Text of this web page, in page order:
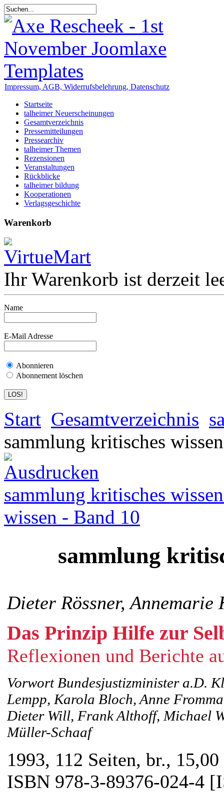
Impressum, AGB, Widerrufsbelehrung, Datenschutz
Startseite
talheimer Neuerscheinungen
Gesamtverzeichnis
Pressemitteilungen
Pressearchiv
talheimer Themen
Rezensionen
Veranstaltungen
Rückblicke
talheimer bildung
Kooperationen
Verlagsgeschichte
Warenkorb
Ihr Warenkorb ist derzeit
Name
E-Mail Adresse
Abonnieren
Abonnement löschen
Start Gesamtverzeichnis
sammlung kritisches
sammlung kritisches
wissen - Band 10
sammlung
Dieter Rössner,
Das Prinzip Hilfe zur
Reflexionen und Berichte
Vorwort Bundesjustizminister a.D.
Lempp, Karola Bloch, Anne
Dieter Will, Frank Althoff, Michael
Müller-Schaaf
1993, 112 Seiten, br., 15,00
ISBN 978-3-89376-024-4